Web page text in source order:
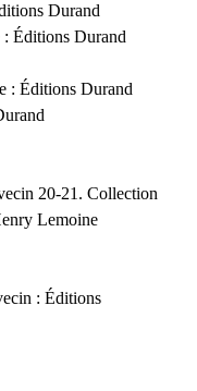
Durand
: Éditions Durand
: Éditions Durand
20-21. Collection
Lemoine
: Éditions